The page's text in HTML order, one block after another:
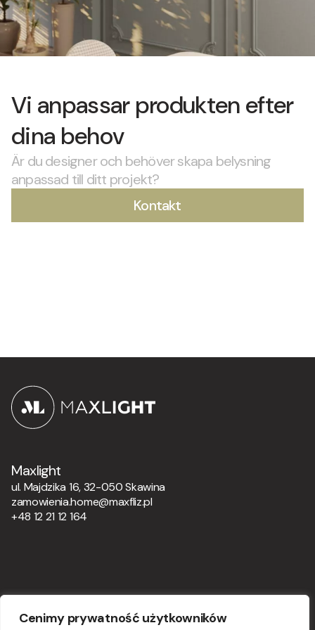
Cenimy prywatność użytkowników
Vi anpassar produkten efter
dina behov
Är du designer och behöver skapa belysning
anpassad till ditt projekt?
Kontakt
Maxlight
ul. Majdzika 16, 32-050 Skawina
zamowienia.home@maxfliz.pl
+48 12 21 12 164
Partnerzonen